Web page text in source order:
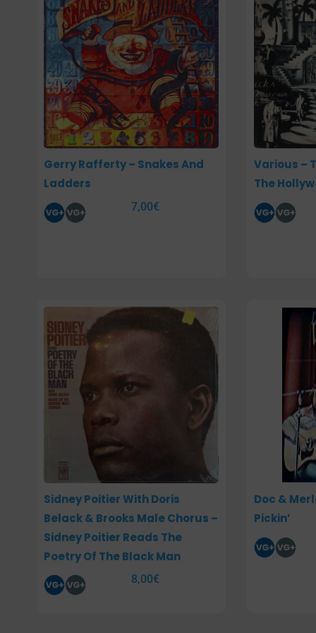
Gerry Rafferty – Snakes And
Ladders
7,00€
Various –
The
Sidney Poitier With Doris
Belack & Brooks Male Chorus –
Sidney Poitier Reads The
Poetry Of The Black Man
8,00€
Doc &
Pickin’